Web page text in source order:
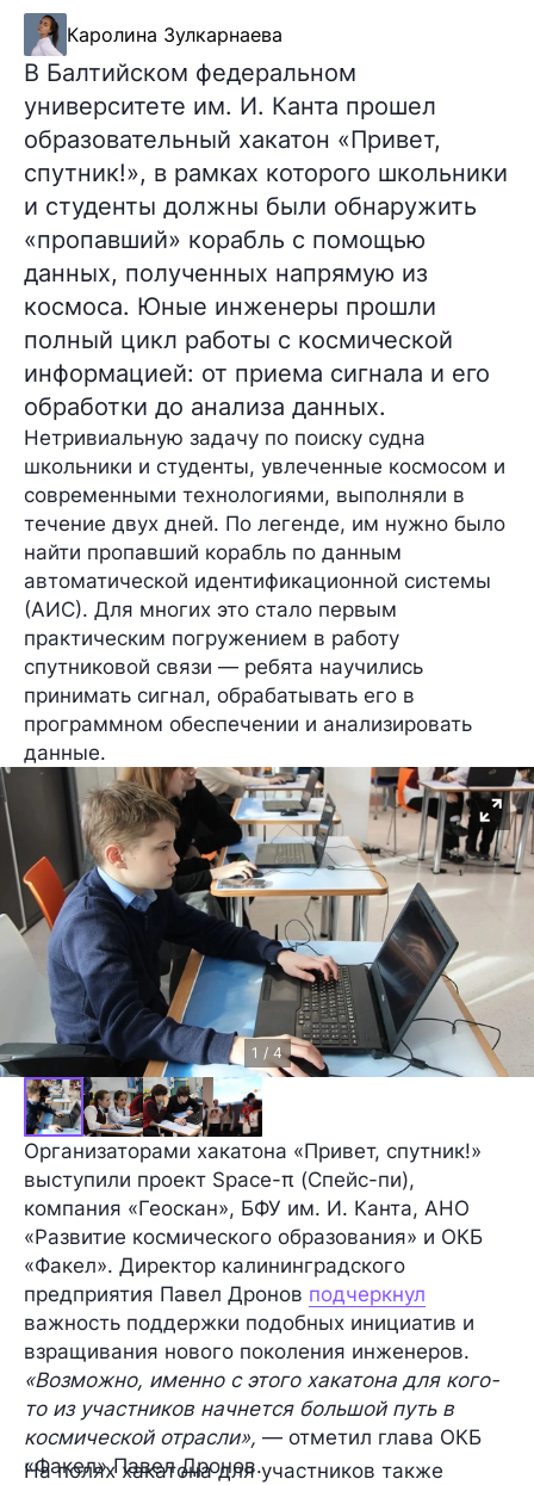
Каролина Зулкарнаева
В Балтийском федеральном
университете им. И. Канта прошел
образовательный хакатон «Привет,
спутник!», в рамках которого школьники
и студенты должны были обнаружить
«пропавший» корабль с помощью
данных, полученных напрямую из
космоса. Юные инженеры прошли
полный цикл работы с космической
информацией: от приема сигнала и его
обработки до анализа данных.
Нетривиальную задачу по поиску судна
школьники и студенты, увлеченные космосом и
современными технологиями, выполняли в
течение двух дней. По легенде, им нужно было
найти пропавший корабль по данным
автоматической идентификационной системы
(АИС). Для многих это стало первым
практическим погружением в работу
спутниковой связи — ребята научились
принимать сигнал, обрабатывать его в
программном обеспечении и анализировать
данные.
1 / 4
Организаторами хакатона «Привет, спутник!»
выступили проект Space-π (Спейс-пи),
компания «Геоскан», БФУ им. И. Канта, АНО
«Развитие космического образования» и ОКБ
«Факел». Директор калининградского
предприятия Павел Дронов подчеркнул
важность поддержки подобных инициатив и
взращивания нового поколения инженеров.
«Возможно, именно с этого хакатона для кого-
то из участников начнется большой путь в
космической отрасли», — отметил глава ОКБ
«Факел» Павел Дронов.
На полях хакатона для участников также